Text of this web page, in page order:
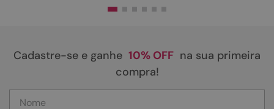
Cadastre-se e ganhe 10% OFF na sua primeira
compra!